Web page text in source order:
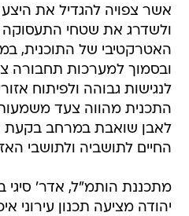
אשר צפויה להגדיל את היצע
ולשדרג את שטחי התעסוקה
האטרקטיבי של התוכנית,
ובסמוך למערכות תחבורה
לנגישות גבוהה ולפיתוח
התכנית מהווה צעד
לאבן שואבת במרחב בקעת
החיים לתושביה ולתושבי
מתכננת הותמ"ל, אדר' סיגי
יהודה מציעה תכנון עירוני